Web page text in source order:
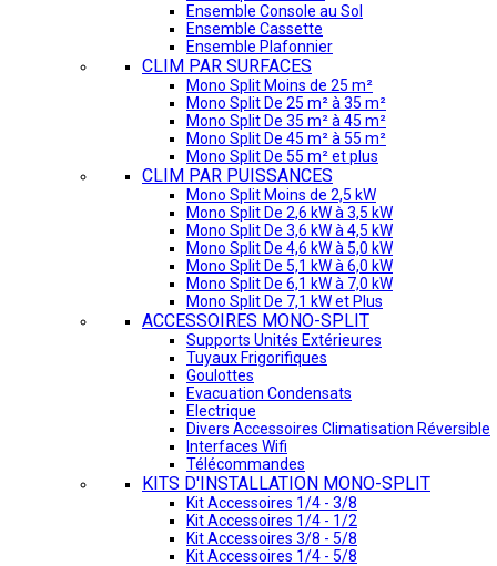
Ensemble Console au Sol
Ensemble Cassette
Ensemble Plafonnier
CLIM PAR SURFACES
Mono Split Moins de 25 m²
Mono Split De 25 m² à 35 m²
Mono Split De 35 m² à 45 m²
Mono Split De 45 m² à 55 m²
Mono Split De 55 m² et plus
CLIM PAR PUISSANCES
Mono Split Moins de 2,5 kW
Mono Split De 2,6 kW à 3,5 kW
Mono Split De 3,6 kW à 4,5 kW
Mono Split De 4,6 kW à 5,0 kW
Mono Split De 5,1 kW à 6,0 kW
Mono Split De 6,1 kW à 7,0 kW
Mono Split De 7,1 kW et Plus
ACCESSOIRES MONO-SPLIT
Supports Unités Extérieures
Tuyaux Frigorifiques
Goulottes
Evacuation Condensats
Electrique
Divers Accessoires Climatisation Réversible
Interfaces Wifi
Télécommandes
KITS D'INSTALLATION MONO-SPLIT
Kit Accessoires 1/4 - 3/8
Kit Accessoires 1/4 - 1/2
Kit Accessoires 3/8 - 5/8
Kit Accessoires 1/4 - 5/8